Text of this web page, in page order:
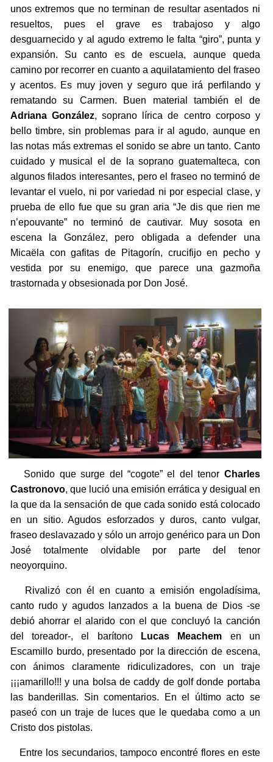
unos extremos que no terminan de resultar asentados ni
resueltos, pues el grave es trabajoso y algo
desguarnecido y al agudo extremo le falta “giro”, punta y
expansión. Su canto es de escuela, aunque queda
camino por recorrer en cuanto a aquilatamiento del fraseo
y acentos. Es muy joven y seguro que irá perfilando y
rematando su Carmen. Buen material también el de
Adriana González, soprano lírica de centro corposo y
bello timbre, sin problemas para ir al agudo, aunque en
las notas más extremas el sonido se abre un tanto. Canto
cuidado y musical el de la soprano guatemalteca, con
algunos filados interesantes, pero el fraseo no terminó de
levantar el vuelo, ni por variedad ni por especial clase, y
prueba de ello fue que su gran aria “Je dis que rien me
n’epouvante” no terminó de cautivar. Muy sosota en
escena la González, pero obligada a defender una
Micaëla con gafitas de Pitagorín, crucifijo en pecho y
vestida por su enemigo, que parece una gazmoña
trastornada y obsesionada por Don José.
Sonido que surge del “cogote” el del tenor Charles
Castronovo, que lució una emisión errática y desigual en
la que da la sensación de que cada sonido está colocado
en un sitio. Agudos esforzados y duros, canto vulgar,
fraseo deslavazado y sólo un arrojo genérico para un Don
José totalmente olvidable por parte del tenor
neoyorquino.
Rivalizó con él en cuanto a emisión engoladísima,
canto rudo y agudos lanzados a la buena de Dios -se
debió ahorrar el alarido con el que concluyó la canción
del toreador-, el barítono
Lucas Meachem en un
Escamillo burdo, presentado por la dirección de escena,
con ánimos claramente ridiculizadores, con un traje
¡¡¡amarillo!!! y una bolsa de caddy de golf donde portaba
las banderillas. Sin comentarios. En el último acto se
paseó con un traje de luces que le quedaba como a un
Cristo dos pistolas.
Entre los secundarios, tampoco encontré flores en este